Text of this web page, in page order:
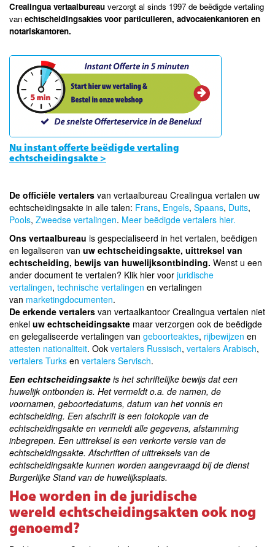
Crealingua vertaalbureau verzorgt al sinds 1997 de beëdigde vertaling
van echtscheidingsaktes voor particulieren, advocatenkantoren en
notariskantoren.
Nu instant offerte beëdigde vertaling
echtscheidingsakte >
De officiële vertalers van vertaalbureau Crealingua vertalen uw
echtscheidingsakte in alle talen: Frans, Engels, Spaans, Duits,
Pools, Zweedse vertalingen. Meer beëdigde vertalers hier.
Ons vertaalbureau is gespecialiseerd in het vertalen, beëdigen
en legaliseren van uw echtscheidingsakte, uittreksel van
echtscheiding, bewijs van huwelijksontbinding. Wenst u een
ander document te vertalen? Klik hier voor juridische
vertalingen, technische vertalingen en vertalingen
van marketingdocumenten.
De erkende vertalers van vertaalkantoor Crealingua vertalen niet
enkel uw echtscheidingsakte maar verzorgen ook de beëdigde
en gelegaliseerde vertalingen van geboorteaktes, rijbewijzen en
attesten nationaliteit. Ook vertalers Russisch, vertalers Arabisch,
vertalers Turks en vertalers Servisch.
Een echtscheidingsakte is het schriftelijke bewijs dat een
huwelijk ontbonden is. Het vermeldt o.a. de namen, de
voornamen, geboortedatums, datum van het vonnis en
echtscheiding. Een afschrift is een fotokopie van de
echtscheidingsakte en vermeldt alle gegevens, afstamming
inbegrepen. Een uittreksel is een verkorte versie van de
echtscheidingsakte. Afschriften of uittreksels van de
echtscheidingsakte kunnen worden aangevraagd bij de dienst
Burgerlijke Stand van de huwelijksplaats.
Hoe worden in de juridische
wereld echtscheidingsakten ook nog
genoemd?